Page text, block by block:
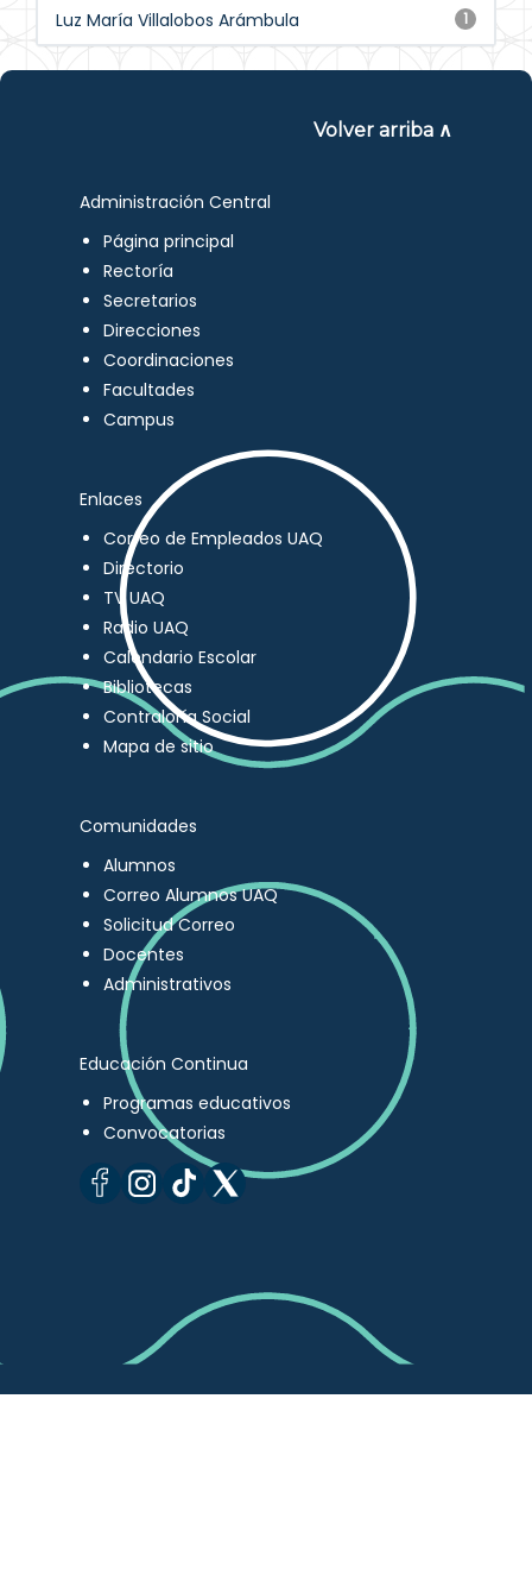
1
Luz María Villalobos Arámbula
Volver arriba ∧
Administración Central
Página principal
Rectoría
Secretarios
Direcciones
Coordinaciones
Facultades
Campus
Enlaces
Correo de Empleados UAQ
Directorio
TV UAQ
Radio UAQ
Calendario Escolar
Bibliotecas
Contraloría Social
Mapa de sitio
Comunidades
Alumnos
Correo Alumnos UAQ
Solicitud Correo
Docentes
Administrativos
Educación Continua
Programas educativos
Convocatorias